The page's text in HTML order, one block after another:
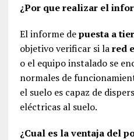
¿Por que realizar el
El informe depuesta a
objetivo verificar si lared
o el equipo instalado se
normales de
el suelo es capaz de
eléctricas al suelo.
¿Cual es la ventaja del